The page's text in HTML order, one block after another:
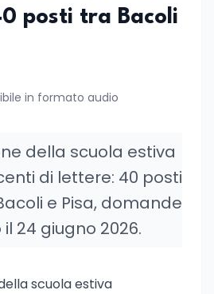
posti tra Bacoli
in formato audio
della scuola estiva
di lettere: 40 posti
e Pisa, domande
24 giugno 2026.
scuola estiva